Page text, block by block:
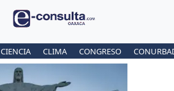
CIENCIA CLIMA CONGRESO